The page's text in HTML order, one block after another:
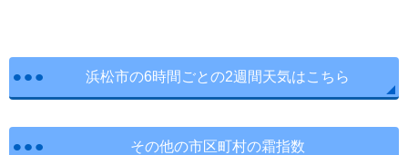
浜松市の6時間ごとの2週間天気はこちら
その他の市区町村の霜指数